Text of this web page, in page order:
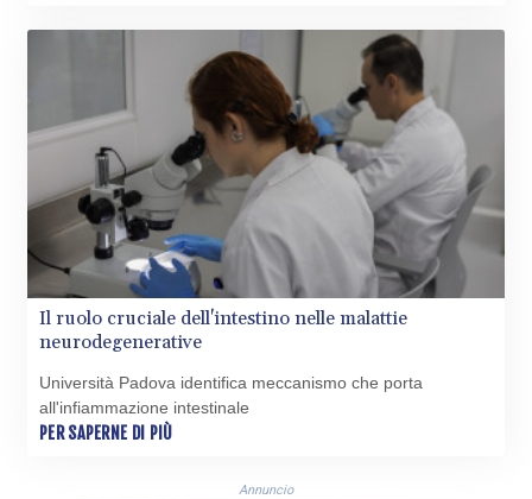
Il ruolo cruciale dell'intestino nelle malattie
neurodegenerative
Università Padova identifica meccanismo che porta
all'infiammazione intestinale
PER SAPERNE DI PIÙ
Annuncio